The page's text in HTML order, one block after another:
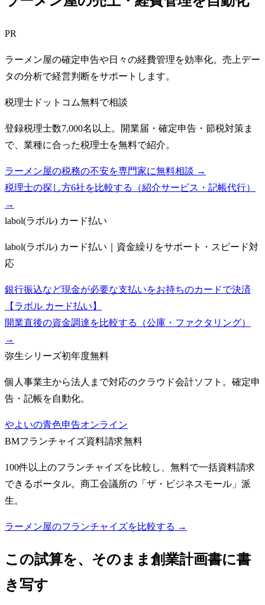
PR
ラーメン屋の確定申告や日々の経費管理を効率化。売上デー
タの分析で経営判断をサポートします。
税理士ドットコム無料で相談
登録税理士数7,000名以上。開業届・確定申告・節税対策ま
で、業種に合った税理士を無料で紹介。
ラーメン屋の税務の不安を専門家に無料相談 →
税理士の探し方6社を比較する（紹介サービス・記帳代行）
→
labol(ラボル) カード払い
labol(ラボル) カード払い｜資金繰りをサポート・スピード対
応
銀行振込など現金が必要な支払いをお持ちのカードで決済
【ラボル カード払い】
開業直後の資金調達を比較する（公庫・ファクタリング）
→
弥生シリーズ初年度無料
個人事業主から法人まで対応のクラウド会計ソフト。確定申
告・記帳を自動化。
やよいの青色申告オンライン
BMフランチャイズ資料請求無料
100件以上のフランチャイズを比較し、無料で一括資料請求
できるポータル。商工会議所の「ザ・ビジネスモール」派
生。
ラーメン屋のフランチャイズを比較する →
この試算を、そのまま創業計画書に書
き写す